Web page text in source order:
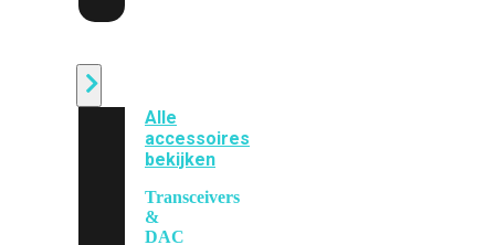
Alle
accessoires
bekijken
Transceivers
&
DAC